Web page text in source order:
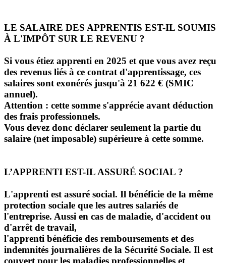
LE SALAIRE DES APPRENTIS EST-IL SOUMIS
À L'IMPÔT SUR LE REVENU ?
Si vous étiez apprenti en 2025 et que vous avez reçu
des revenus liés à ce contrat d'apprentissage, ces
salaires sont exonérés jusqu'à 21 622 € (SMIC
annuel).
Attention : cette somme s'apprécie avant déduction
des frais professionnels.
Vous devez donc déclarer seulement la partie du
salaire (net imposable) supérieure à cette somme.
L’APPRENTI EST-IL ASSURÉ SOCIAL ?
L'apprenti est assuré social. Il bénéficie de la même
protection sociale que les autres salariés de
l'entreprise. Aussi en cas de maladie, d'accident ou
d'arrêt de travail,
l'apprenti bénéficie des remboursements et des
indemnités journalières de la Sécurité Sociale. Il est
couvert pour les maladies professionnelles et